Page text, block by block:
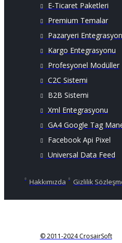
E-Ticaret Paketleri
Premium Temalar
Pazaryeri
Kargo Entegrasyonu
Profesyonel Modüller
C2C Sistemi
B2B Sistemi
Xml Entegrasyonu
GA4 Google Tag
Facebook Api Pixel
Universal Data Feed
Hakkımızda Gizlilik
© 2011-2024 CrosairSoft